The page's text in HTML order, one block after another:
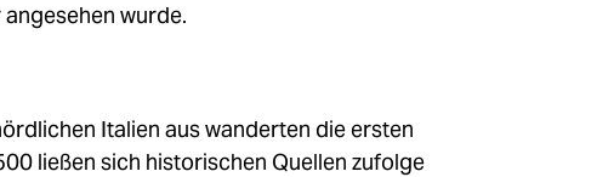
wurde.
Italien aus wanderten die ersten
ließen sich historischen Quellen zufolge